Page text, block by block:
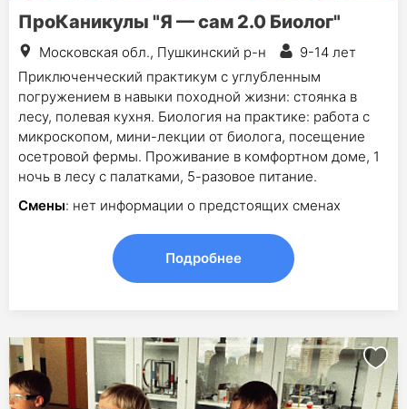
ПроКаникулы "Я — сам 2.0 Биолог"
Московская обл., Пушкинский р-н
9-14 лет
Приключенческий практикум с углубленным
погружением в навыки походной жизни: стоянка в
лесу, полевая кухня. Биология на практике: работа с
микроскопом, мини-лекции от биолога, посещение
осетровой фермы. Проживание в комфортном доме, 1
ночь в лесу с палатками, 5-разовое питание.
Смены: нет информации о предстоящих сменах
Подробнее